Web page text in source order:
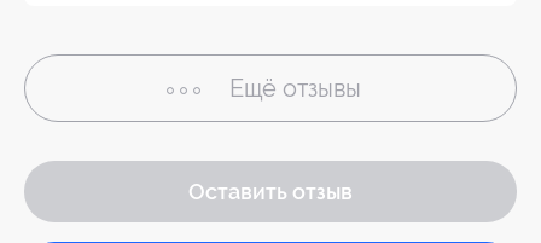
Ещё отзывы
Оставить отзыв